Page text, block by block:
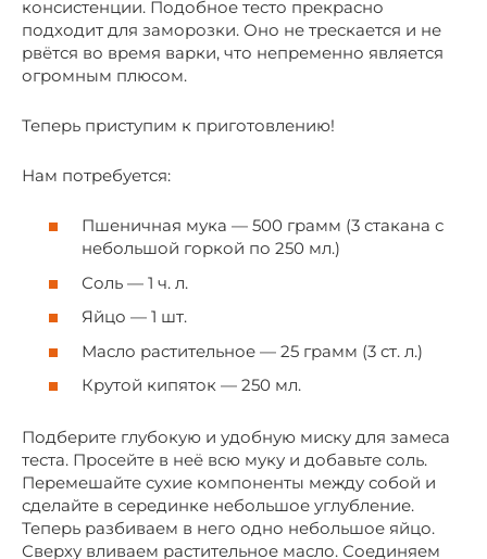
консистенции. Подобное тесто прекрасно
подходит для заморозки. Оно не трескается и не
рвётся во время варки, что непременно является
огромным плюсом.
Теперь приступим к приготовлению!
Нам потребуется:
Пшеничная мука — 500 грамм (3 стакана с
небольшой горкой по 250 мл.)
Соль — 1 ч. л.
Яйцо — 1 шт.
Масло растительное — 25 грамм (3 ст. л.)
Крутой кипяток — 250 мл.
Подберите глубокую и удобную миску для замеса
теста. Просейте в неё всю муку и добавьте соль.
Перемешайте сухие компоненты между собой и
сделайте в серединке небольшое углубление.
Теперь разбиваем в него одно небольшое яйцо.
Сверху вливаем растительное масло. Соединяем